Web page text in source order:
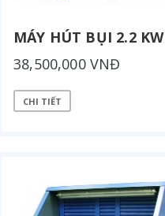
MÁY HÚT BỤI 2.2 KW
38,500,000 VNĐ
CHI TIẾT